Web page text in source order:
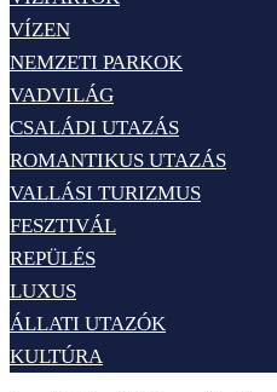
VÍZEN
NEMZETI PARKOK
VADVILÁG
CSALÁDI UTAZÁS
ROMANTIKUS UTAZÁS
VALLÁSI TURIZMUS
FESZTIVÁL
REPÜLÉS
LUXUS
ÁLLATI UTAZÓK
KULTÚRA